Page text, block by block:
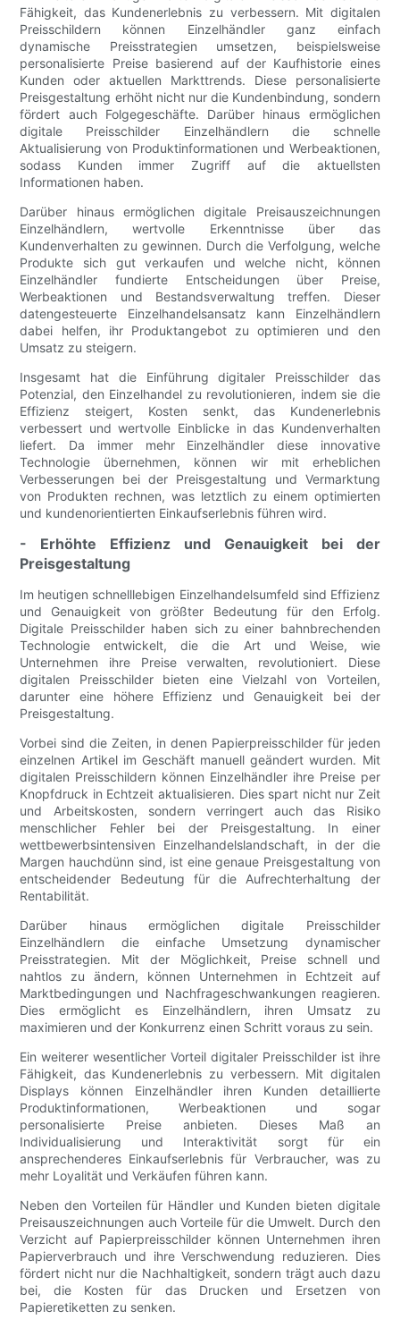
Fähigkeit, das Kundenerlebnis zu verbessern. Mit digitalen
Preisschildern können Einzelhändler ganz einfach
dynamische Preisstrategien umsetzen, beispielsweise
personalisierte Preise basierend auf der Kaufhistorie eines
Kunden oder aktuellen Markttrends. Diese personalisierte
Preisgestaltung erhöht nicht nur die Kundenbindung, sondern
fördert auch Folgegeschäfte. Darüber hinaus ermöglichen
digitale Preisschilder Einzelhändlern die schnelle
Aktualisierung von Produktinformationen und Werbeaktionen,
sodass Kunden immer Zugriff auf die aktuellsten
Informationen haben.
Darüber hinaus ermöglichen digitale Preisauszeichnungen
Einzelhändlern, wertvolle Erkenntnisse über das
Kundenverhalten zu gewinnen. Durch die Verfolgung, welche
Produkte sich gut verkaufen und welche nicht, können
Einzelhändler fundierte Entscheidungen über Preise,
Werbeaktionen und Bestandsverwaltung treffen. Dieser
datengesteuerte Einzelhandelsansatz kann Einzelhändlern
dabei helfen, ihr Produktangebot zu optimieren und den
Umsatz zu steigern.
Insgesamt hat die Einführung digitaler Preisschilder das
Potenzial, den Einzelhandel zu revolutionieren, indem sie die
Effizienz steigert, Kosten senkt, das Kundenerlebnis
verbessert und wertvolle Einblicke in das Kundenverhalten
liefert. Da immer mehr Einzelhändler diese innovative
Technologie übernehmen, können wir mit erheblichen
Verbesserungen bei der Preisgestaltung und Vermarktung
von Produkten rechnen, was letztlich zu einem optimierten
und kundenorientierten Einkaufserlebnis führen wird.
- Erhöhte Effizienz und Genauigkeit bei der
Preisgestaltung
Im heutigen schnelllebigen Einzelhandelsumfeld sind Effizienz
und Genauigkeit von größter Bedeutung für den Erfolg.
Digitale Preisschilder haben sich zu einer bahnbrechenden
Technologie entwickelt, die die Art und Weise, wie
Unternehmen ihre Preise verwalten, revolutioniert. Diese
digitalen Preisschilder bieten eine Vielzahl von Vorteilen,
darunter eine höhere Effizienz und Genauigkeit bei der
Preisgestaltung.
Vorbei sind die Zeiten, in denen Papierpreisschilder für jeden
einzelnen Artikel im Geschäft manuell geändert wurden. Mit
digitalen Preisschildern können Einzelhändler ihre Preise per
Knopfdruck in Echtzeit aktualisieren. Dies spart nicht nur Zeit
und Arbeitskosten, sondern verringert auch das Risiko
menschlicher Fehler bei der Preisgestaltung. In einer
wettbewerbsintensiven Einzelhandelslandschaft, in der die
Margen hauchdünn sind, ist eine genaue Preisgestaltung von
entscheidender Bedeutung für die Aufrechterhaltung der
Rentabilität.
Darüber hinaus ermöglichen digitale Preisschilder
Einzelhändlern die einfache Umsetzung dynamischer
Preisstrategien. Mit der Möglichkeit, Preise schnell und
nahtlos zu ändern, können Unternehmen in Echtzeit auf
Marktbedingungen und Nachfrageschwankungen reagieren.
Dies ermöglicht es Einzelhändlern, ihren Umsatz zu
maximieren und der Konkurrenz einen Schritt voraus zu sein.
Ein weiterer wesentlicher Vorteil digitaler Preisschilder ist ihre
Fähigkeit, das Kundenerlebnis zu verbessern. Mit digitalen
Displays können Einzelhändler ihren Kunden detaillierte
Produktinformationen, Werbeaktionen und sogar
personalisierte Preise anbieten. Dieses Maß an
Individualisierung und Interaktivität sorgt für ein
ansprechenderes Einkaufserlebnis für Verbraucher, was zu
mehr Loyalität und Verkäufen führen kann.
Neben den Vorteilen für Händler und Kunden bieten digitale
Preisauszeichnungen auch Vorteile für die Umwelt. Durch den
Verzicht auf Papierpreisschilder können Unternehmen ihren
Papierverbrauch und ihre Verschwendung reduzieren. Dies
fördert nicht nur die Nachhaltigkeit, sondern trägt auch dazu
bei, die Kosten für das Drucken und Ersetzen von
Papieretiketten zu senken.